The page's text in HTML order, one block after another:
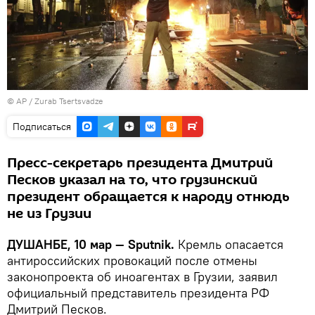
© AP / Zurab Tsertsvadze
Подписаться
Пресс-секретарь президента Дмитрий
Песков указал на то, что грузинский
президент обращается к народу отнюдь
не из Грузии
ДУШАНБЕ, 10 мар — Sputnik. Кремль опасается
антироссийских провокаций после отмены
законопроекта об иноагентах в Грузии, заявил
официальный представитель президента РФ
Дмитрий Песков.